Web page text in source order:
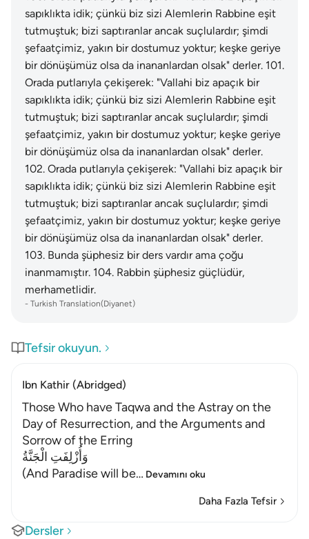
Tefsir okuyun.
Ibn Kathir (Abridged)
Those Who have Taqwa and the Astray on the
Day of Resurrection, and the Arguments and
Sorrow of the Erring
وَأُزْلِفَتِ الْجَنَّةُ
(And Paradise will be… Devamını oku
Daha Fazla Tefsir
Dersler
sapıklıkta idik; çünkü biz sizi Alemlerin Rabbine eşit
tutmuştuk; bizi saptıranlar ancak suçlulardır; şimdi
şefaatçimiz, yakın bir dostumuz yoktur; keşke geriye
bir dönüşümüz olsa da inananlardan olsak" derler. 101.
Orada putlarıyla çekişerek: "Vallahi biz apaçık bir
sapıklıkta idik; çünkü biz sizi Alemlerin Rabbine eşit
tutmuştuk; bizi saptıranlar ancak suçlulardır; şimdi
şefaatçimiz, yakın bir dostumuz yoktur; keşke geriye
bir dönüşümüz olsa da inananlardan olsak" derler.
102. Orada putlarıyla çekişerek: "Vallahi biz apaçık bir
sapıklıkta idik; çünkü biz sizi Alemlerin Rabbine eşit
tutmuştuk; bizi saptıranlar ancak suçlulardır; şimdi
şefaatçimiz, yakın bir dostumuz yoktur; keşke geriye
bir dönüşümüz olsa da inananlardan olsak" derler.
103. Bunda şüphesiz bir ders vardır ama çoğu
inanmamıştır. 104. Rabbin şüphesiz güçlüdür,
merhametlidir.
- Turkish Translation(Diyanet)